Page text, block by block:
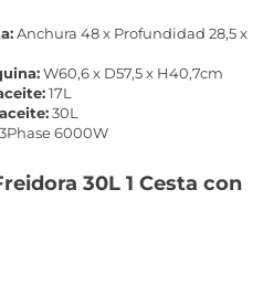
Anchura 48 x Profundidad 28,5 x
W60,6 x D57,5 x H40,7cm
17L
30L
6000W
30L 1 Cesta con